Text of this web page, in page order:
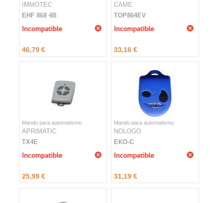
IMMOTEC
EHF 868 4B
Incompatible
46,79 €
CAME
TOP864EV
Incompatible
33,16 €
Mando para automatismo
APRIMATIC
TX4E
Incompatible
25,99 €
Mando para automatismo
NOLOGO
EKO-C
Incompatible
31,19 €